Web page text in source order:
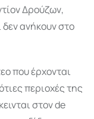
Δρούζων,
ανήκουν στο
που έρχονται
περιοχές της
στον de